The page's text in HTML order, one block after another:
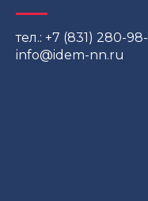
тел.: +7 (831) 280-
info@idem-nn.ru